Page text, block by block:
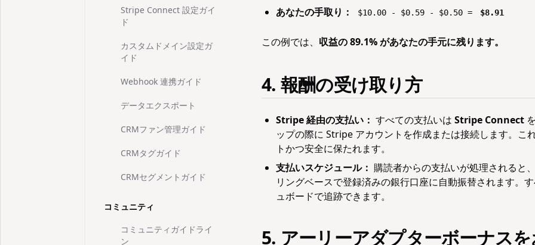
Stripe Connect 設定ガイ
ド
カスタムドメイン設定ガ
イド
Webhook 連携ガイド
データエクスポート
CRMファン管理ガイド
CRMタグガイド
CRMセグメントガイド
コミュニティ
コミュニティガイドライ
ン
あなたの手取り： $10.00 - $0.59 - $0.50 = $8.91
この例では、 収益の 89.1% があなたの手元に残ります。
4. 報酬の受け取り方
Stripe 経由の支払い： すべての支払いは Stripe Connect
ップの際に Stripe アカウントを作成または接続します。こ
トかつ安全に保たれます。
支払いスケジュール： 購読者からの支払いが処理されると
リングベースで登録済みの銀行口座に自動振替されます。
ュボードで追跡できます。
5. アーリーアダプターボーナス